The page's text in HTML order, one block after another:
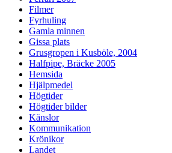
Filmer
Fyrhuling
Gamla minnen
Gissa plats
Grusgropen i Kusböle, 2004
Halfpipe, Bräcke 2005
Hemsida
Hjälpmedel
Högtider
Högtider bilder
Känslor
Kommunikation
Krönikor
Landet